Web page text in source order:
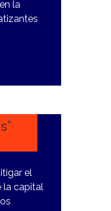
la
el
la capital